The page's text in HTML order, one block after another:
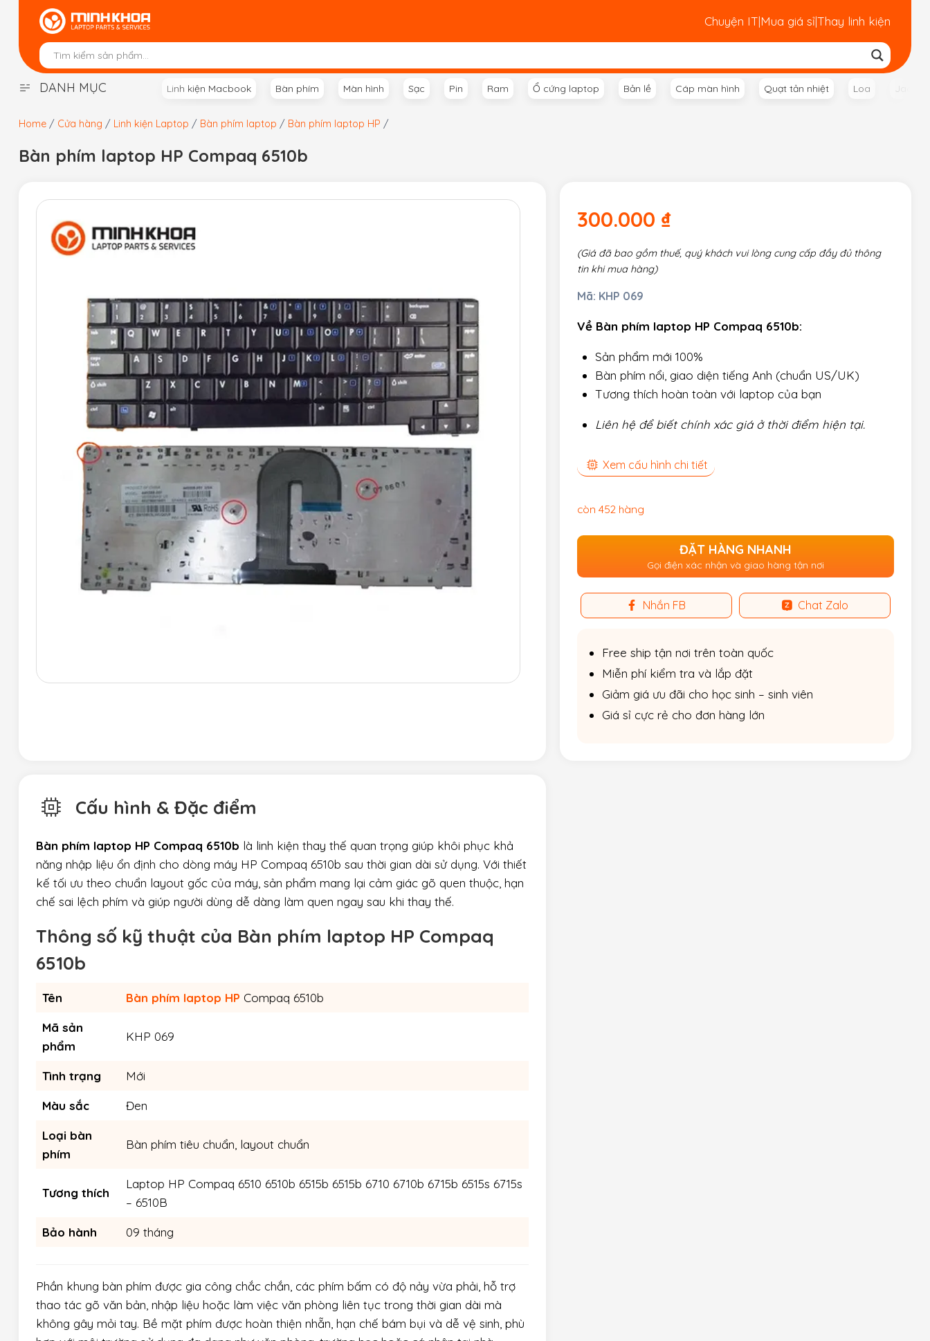
content
Chuyện IT|Mua giá sỉ|Thay linh kiện
Linh kiện Macbook Bàn phím Màn hình Sạc Pin Ram Ổ cứng laptop Bản lề Cáp màn hình Quạt tản nhiệt Loa Jack
DANH MỤC
Home / Cửa hàng / Linh kiện Laptop / Bàn phím laptop / Bàn phím laptop HP /
Bàn phím laptop HP Compaq 6510b
300.000 ₫
(Giá đã bao gồm thuế, quý khách vui lòng cung cấp đầy đủ thông
tin khi mua hàng)
Mã: KHP 069
Về Bàn phím laptop HP Compaq 6510b:
Sản phẩm mới 100%
Bàn phím nổi, giao diện tiếng Anh (chuẩn US/UK)
Tương thích hoàn toàn với laptop của bạn
Liên hệ để biết chính xác giá ở thời điểm hiện tại.
Xem cấu hình chi tiết
còn 452 hàng
ĐẶT HÀNG NHANH
Gọi điện xác nhận và giao hàng tận nơi
Nhắn FB Chat Zalo
Free ship tận nơi trên toàn quốc
Miễn phí kiểm tra và lắp đặt
Giảm giá ưu đãi cho học sinh – sinh viên
Giá sỉ cực rẻ cho đơn hàng lớn
Cấu hình & Đặc điểm
Bàn phím laptop HP Compaq 6510b là linh kiện thay thế quan trọng giúp khôi phục khả
năng nhập liệu ổn định cho dòng máy HP Compaq 6510b sau thời gian dài sử dụng. Với thiết
kế tối ưu theo chuẩn layout gốc của máy, sản phẩm mang lại cảm giác gõ quen thuộc, hạn
chế sai lệch phím và giúp người dùng dễ dàng làm quen ngay sau khi thay thế.
Thông số kỹ thuật của Bàn phím laptop HP Compaq
6510b
Tên Bàn phím laptop HP Compaq 6510b
Mã sản
phẩm
KHP 069
Tình trạng Mới
Màu sắc Đen
Loại bàn
phím
Bàn phím tiêu chuẩn, layout chuẩn
Tương thích
Laptop HP Compaq 6510 6510b 6515b 6515b 6710 6710b 6715b 6515s 6715s
– 6510B
Bảo hành 09 tháng
Phần khung bàn phím được gia công chắc chắn, các phím bấm có độ nảy vừa phải, hỗ trợ
thao tác gõ văn bản, nhập liệu hoặc làm việc văn phòng liên tục trong thời gian dài mà
không gây mỏi tay. Bề mặt phím được hoàn thiện nhẵn, hạn chế bám bụi và dễ vệ sinh, phù